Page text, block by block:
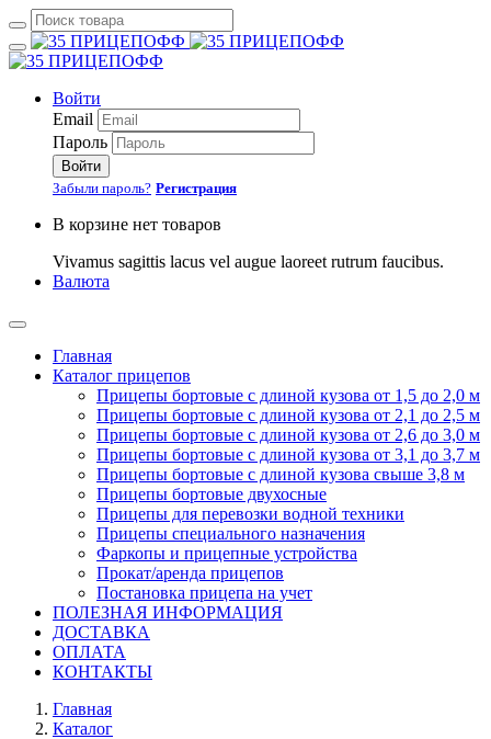
Войти
Email
Пароль
Войти
Забыли пароль? Регистрация
В корзине нет товаров
Vivamus sagittis lacus vel augue laoreet rutrum faucibus.
Валюта
Главная
Каталог прицепов
Прицепы бортовые с длиной кузова от 1,5 до 2,0 м
Прицепы бортовые с длиной кузова от 2,1 до 2,5 м
Прицепы бортовые с длиной кузова от 2,6 до 3,0 м
Прицепы бортовые с длиной кузова от 3,1 до 3,7 м
Прицепы бортовые с длиной кузова свыше 3,8 м
Прицепы бортовые двухосные
Прицепы для перевозки водной техники
Прицепы специального назначения
Фаркопы и прицепные устройства
Прокат/аренда прицепов
Постановка прицепа на учет
ПОЛЕЗНАЯ ИНФОРМАЦИЯ
ДОСТАВКА
ОПЛАТА
КОНТАКТЫ
Главная
Каталог